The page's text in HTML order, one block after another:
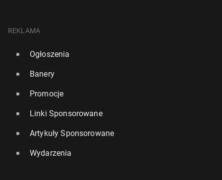
REKLAMA
Ogłoszenia
Banery
Promocje
Linki Sponsorowane
Artykuły Sponsorowane
Wydarzenia